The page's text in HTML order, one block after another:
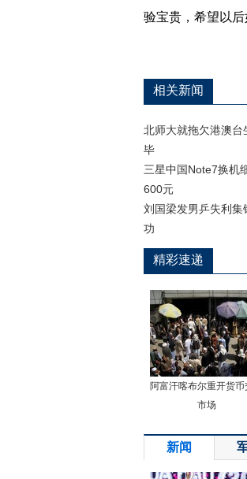
验宝贵，希望以
相关新闻
北师大就拖欠港澳
毕
三星中国Note7换机
600元
刘国梁发男乒失利
功
精彩速递
阿富汗喀布尔重开货币
市场
新闻